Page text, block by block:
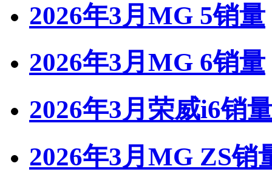
2026年3月MG 5销量
2026年3月MG 6销量
2026年3月荣威i6销
2026年3月MG ZS销